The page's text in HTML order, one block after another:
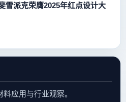
雪派克荣膺2025年红点设计大
应用与行业观察。